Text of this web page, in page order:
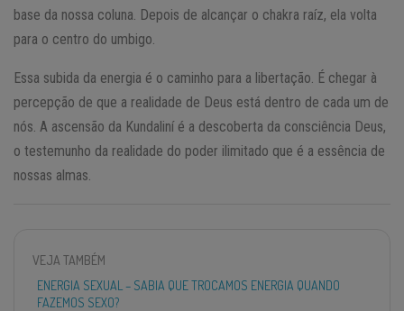
base da nossa coluna. Depois de alcançar o chakra raíz, ela volta
para o centro do umbigo.
Essa subida da energia é o caminho para a libertação. É chegar à
percepção de que a realidade de Deus está dentro de cada um de
nós. A ascensão da Kundaliní é a descoberta da consciência Deus,
o testemunho da realidade do poder ilimitado que é a essência de
nossas almas.
VEJA TAMBÉM
ENERGIA SEXUAL – SABIA QUE TROCAMOS ENERGIA QUANDO
FAZEMOS SEXO?